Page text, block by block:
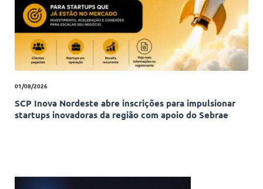
01/08/2026
SCP Inova Nordeste abre inscrições para impulsionar
startups inovadoras da região com apoio do Sebrae